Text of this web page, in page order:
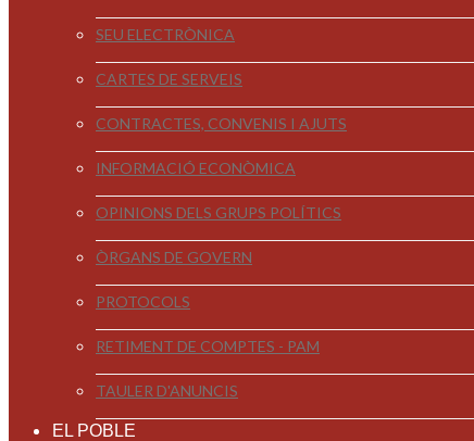
SEU ELECTRÒNICA
CARTES DE SERVEIS
CONTRACTES, CONVENIS I AJUTS
INFORMACIÓ ECONÒMICA
OPINIONS DELS GRUPS POLÍTICS
ÒRGANS DE GOVERN
PROTOCOLS
RETIMENT DE COMPTES - PAM
TAULER D'ANUNCIS
EL POBLE